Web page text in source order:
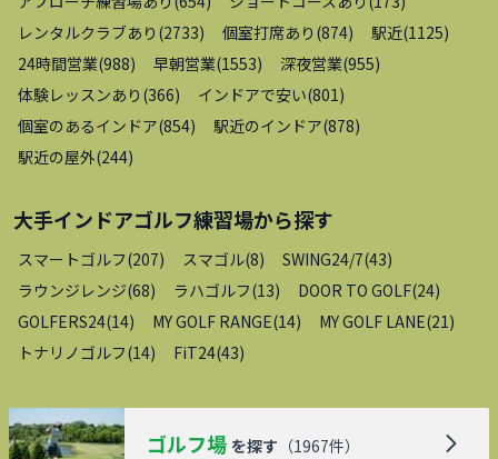
レンタルクラブあり (2733) 個室打席あり (874) 駅近(1125)
24時間営業(988) 早朝営業(1553) 深夜営業(955)
体験レッスンあり (366) インドアで安い(801 )
個室のあるインドア(854) 駅近のインドア(878)
駅近の屋外(244)
大手インドアゴルフ練習場から探す
スマートゴルフ(207) スマゴル(8) SWING24/7(43)
ラウンジレンジ(68) ラハゴルフ(13) DOOR TO GOLF(24)
GOLFERS24(14) MY GOLF RANGE(14) MY GOLF LANE(21 )
トナリノゴルフ(14) FiT24(43)
ゴルフ場 を探す （1967件）